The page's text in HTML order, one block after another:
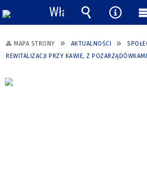
MAPA STRONY AKTUALNOŚCI
REWITALIZACJI PRZY KAWIE, Z POZARZĄDÓWKAMI
Włącz
powiadomienia